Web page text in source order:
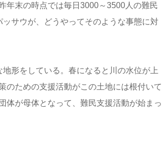
年末の時点では毎日3000～3500人の難民
サウが、どうやってそのような事態に対
形をしている。春になると川の水位が上
のための支援活動がこの土地には根付いて
体が母体となって、難民支援活動が始まっ